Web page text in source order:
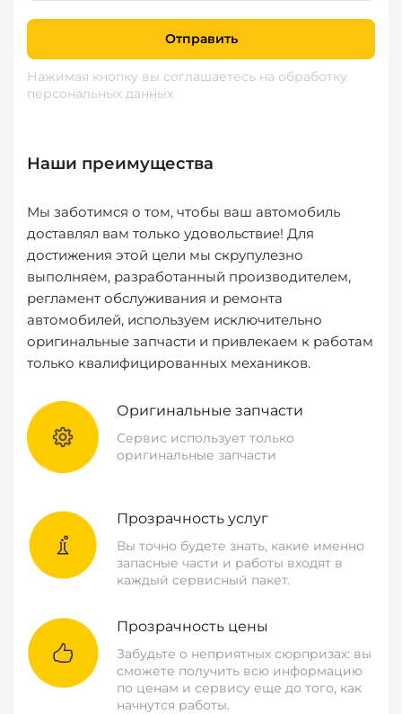
Отправить
Нажимая кнопку вы соглашаетесь на обработку
персональных данных
Наши преимущества
Мы заботимся о том, чтобы ваш автомобиль
доставлял вам только удовольствие! Для
достижения этой цели мы скрупулезно
выполняем, разработанный производителем,
регламент обслуживания и ремонта
автомобилей, используем исключительно
оригинальные запчасти и привлекаем к работам
только квалифицированных механиков.
Оригинальные запчасти
Сервис использует только
оригинальные запчасти
Прозрачность услуг
Вы точно будете знать, какие именно
запасные части и работы входят в
каждый сервисный пакет.
Прозрачность цены
Забудьте о неприятных сюрпризах: вы
сможете получить всю информацию
по ценам и сервису еще до того, как
начнутся работы.